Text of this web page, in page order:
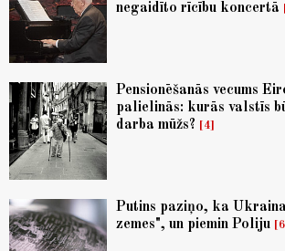
negaidīto rīcību koncertā
Pensionēšanās vecums
palielinās: kurās valstīs
darba mūžs?
4
Putins paziņo, ka
zemes", un piemin Poliju
6